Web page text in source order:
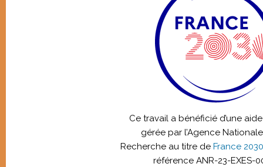
Ce travail a bénéficié d’une aide
gérée par l’Agence
Recherche au titre de France 2030
référence ANR-23-EXES-